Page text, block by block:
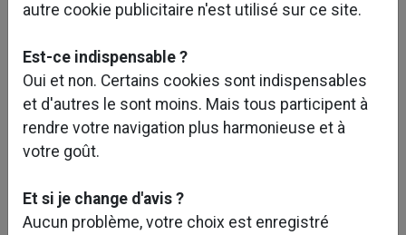
Caractéristiques et objectifs du projet :
Le projet concerne la restructuration des ateliers de
maintenance du site Vaugirard (datant de 1910) avec
bâtiment s’effectue au-dessus des voies RATP.
autre cookie publicitaire n'est utilisé sur ce site.
Est-ce indispensable ?
Oui et non. Certains cookies sont indispensables
et d'autres le sont moins. Mais tous participent à
rendre votre navigation plus harmonieuse et à
votre goût.
Et si je change d'avis ?
Aucun problème, votre choix est enregistré